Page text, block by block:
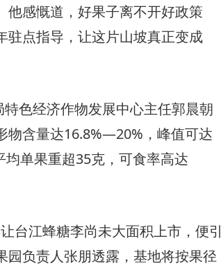
他感慨道，好果子离不开好政策
点指导，让这片山坡真正变成
色经济作物发展中心主任郭晨朝
物含量达16.8%—20%，峰值可达
单果重超35克，可食率高达
台江蜂糖李尚未大面积上市，便引
园负责人张朋透露，基地将按果径